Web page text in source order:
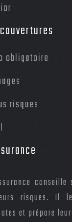
obligatoire
risques
conseille
risques. Il
et prépare